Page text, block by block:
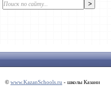
© www.KazanSchools.ru - школы Казани